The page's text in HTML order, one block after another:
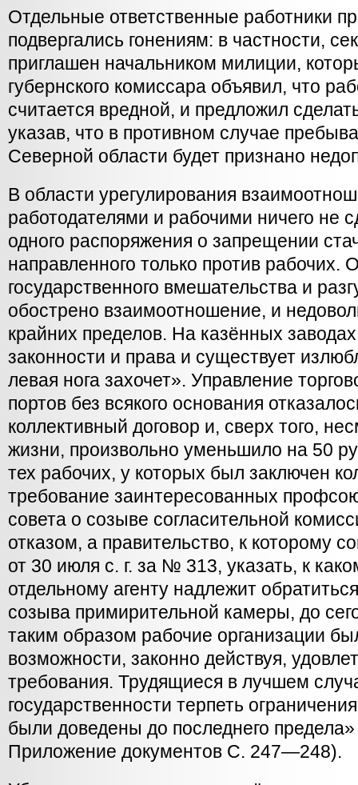
Отдельные ответственные работники
подвергались гонениям: в частности,
приглашен начальником милиции,
губернского комиссара объявил, что
считается вредной, и предложил
указав, что в противном случае
Северной области будет признано
В области урегулирования
работодателями и рабочими ничего не
одного распоряжения о запрещении
направленного только против рабочих.
государственного вмешательства и
обострено взаимоотношение, и
крайних пределов. На казённых
законности и права и существует
левая нога захочет». Управление
портов без всякого основания
коллективный договор и, сверх того,
жизни, произвольно уменьшило на 50
тех рабочих, у которых был заключен
требование заинтересованных
совета о созыве согласительной
отказом, а правительство, к которому
от 30 июля с. г. за № 313, указать, к
отдельному агенту надлежит
созыва примирительной камеры, до
таким образом рабочие организации
возможности, законно действуя,
требования. Трудящиеся в лучшем
государственности терпеть
были доведены до последнего
Приложение документов С. 247—248).